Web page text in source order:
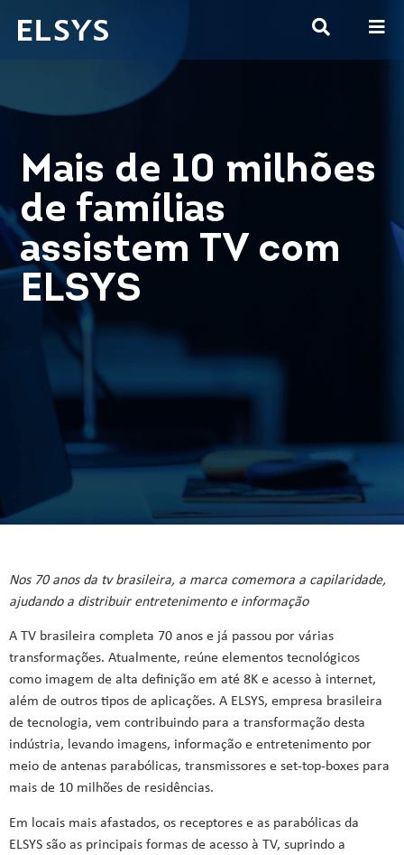
Mais de 10 milhões
de famílias
assistem TV com
ELSYS
Nos 70 anos da tv brasileira, a marca comemora a capilaridade,
ajudando a distribuir entretenimento e informação
A TV brasileira completa 70 anos e já passou por várias
transformações. Atualmente, reúne elementos tecnológicos
como imagem de alta definição em até 8K e acesso à internet,
além de outros tipos de aplicações. A ELSYS, empresa brasileira
de tecnologia, vem contribuindo para a transformação desta
indústria, levando imagens, informação e entretenimento por
meio de antenas parabólicas, transmissores e set-top-boxes para
mais de 10 milhões de residências.
Em locais mais afastados, os receptores e as parabólicas da
ELSYS são as principais formas de acesso à TV, suprindo a